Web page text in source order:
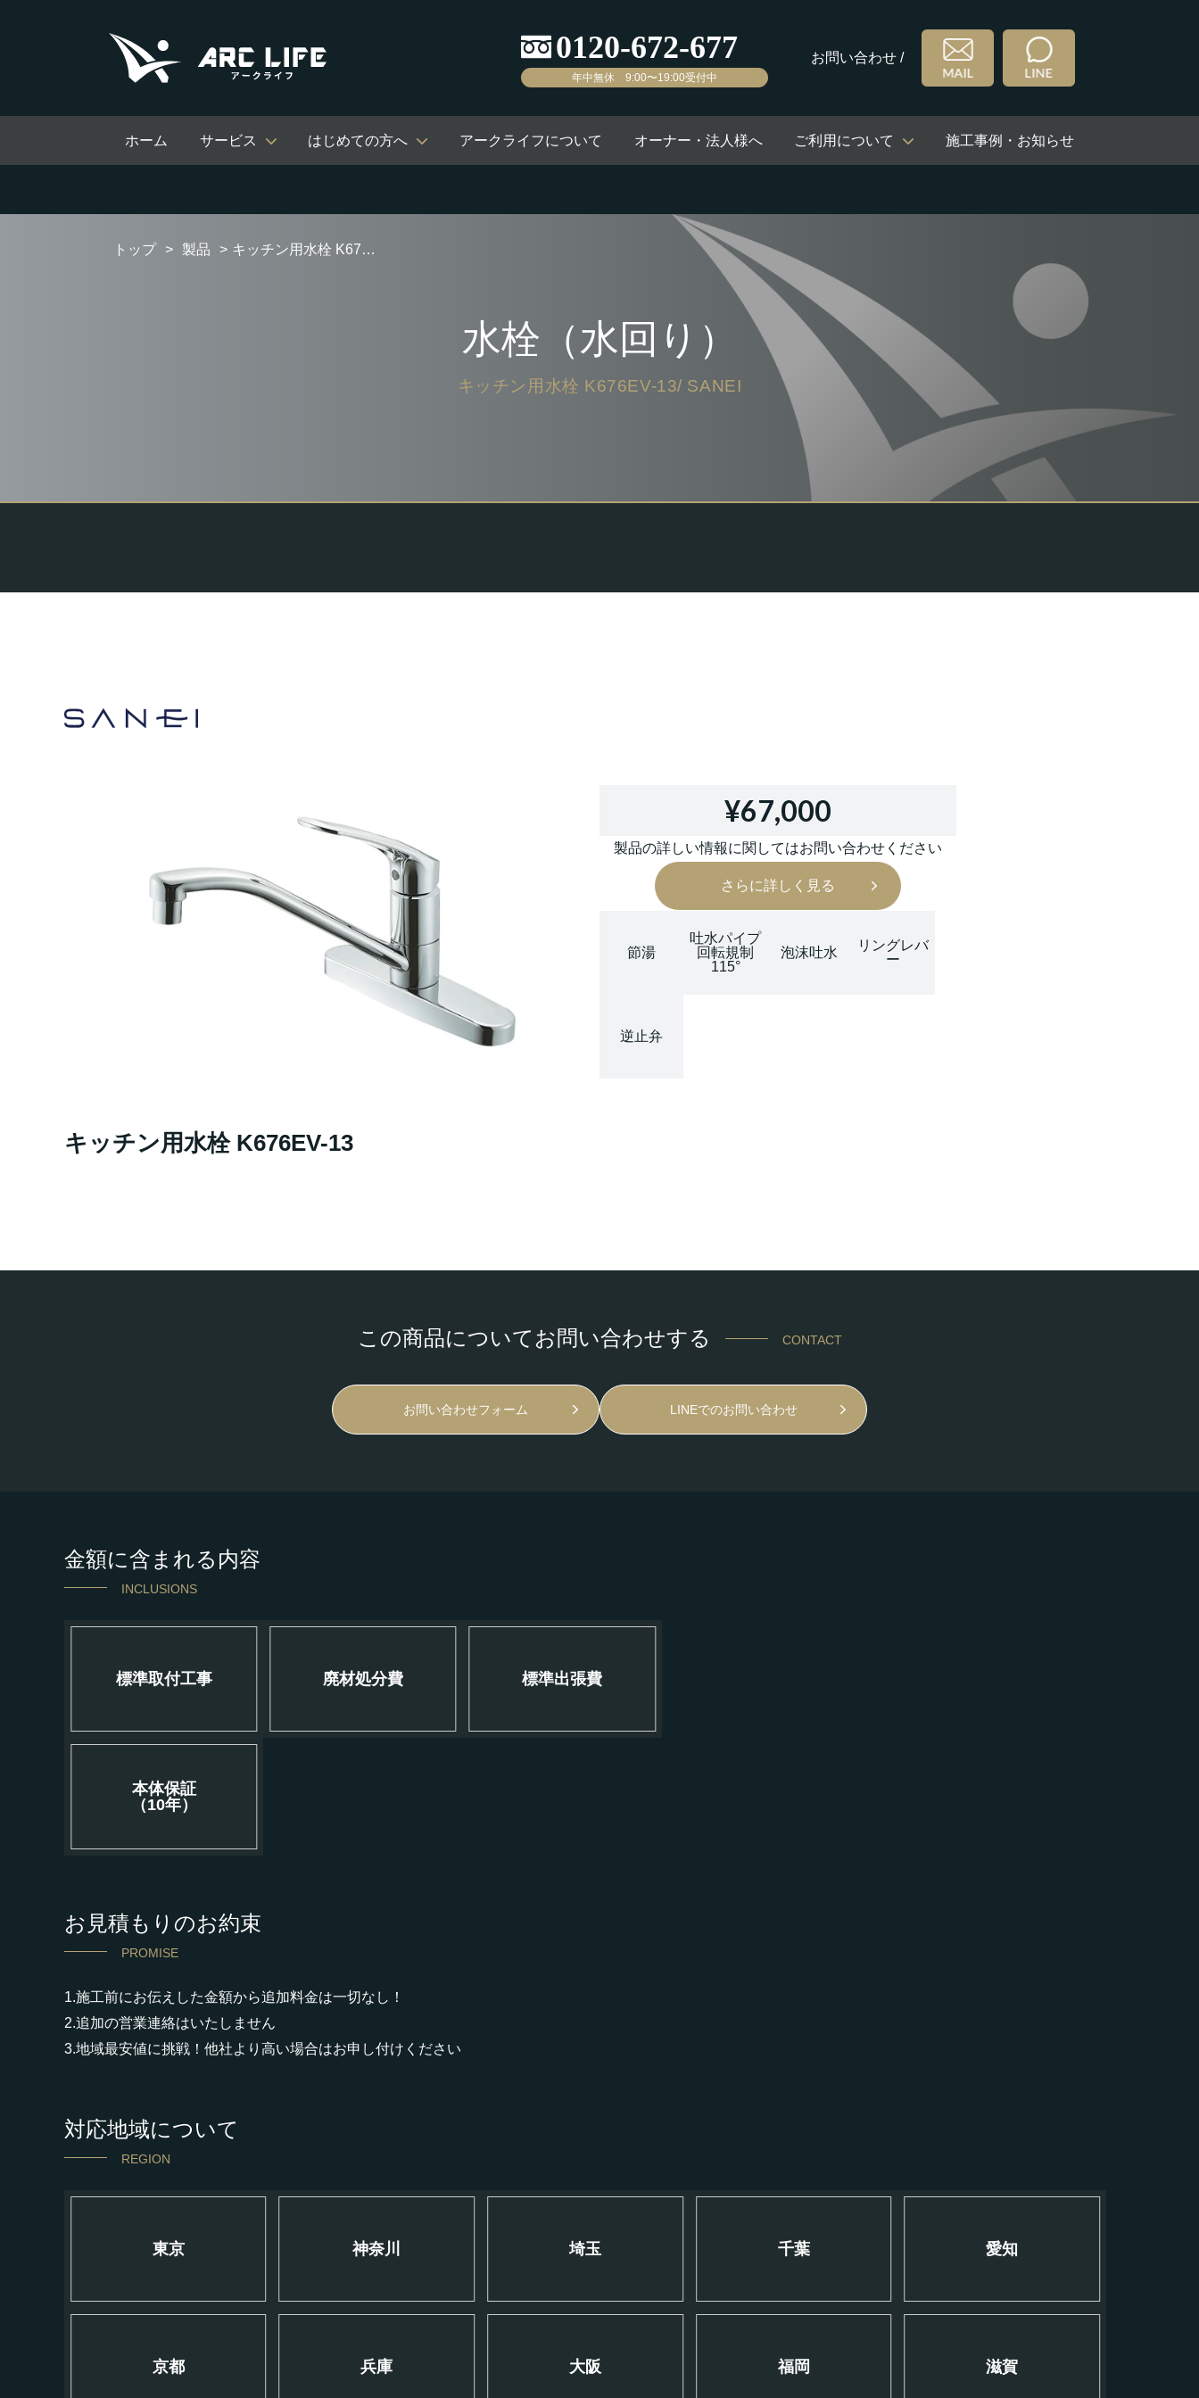
年中無休 9:00〜19:00受付中
お問い合わせ /
ホーム サービス はじめての方へ アークライフについて オーナー・法人様へ ご利用について 施工事例・お知らせ
トップ 製品 キッチン用水栓 K676EV-13
水栓（水回り）
キッチン用水栓 K676EV-13/ SANEI
キッチン用水栓 K676EV-13
¥67,000
製品の詳しい情報に関してはお問い合わせください
さらに詳しく見る
節湯
吐水パイプ
回転規制
115°
泡沫吐水
リングレバ
ー
逆止弁
この商品についてお問い合わせする CONTACT
お問い合わせフォーム LINEでのお問い合わせ
金額に含まれる内容
INCLUSIONS
標準取付工事 廃材処分費 標準出張費
本体保証
（10年）
お見積もりのお約束
PROMISE
1.施工前にお伝えした金額から追加料金は一切なし！
2.追加の営業連絡はいたしません
3.地域最安値に挑戦！他社より高い場合はお申し付けください
対応地域について
REGION
東京 神奈川 埼玉 千葉 愛知
京都 兵庫 大阪 福岡 滋賀